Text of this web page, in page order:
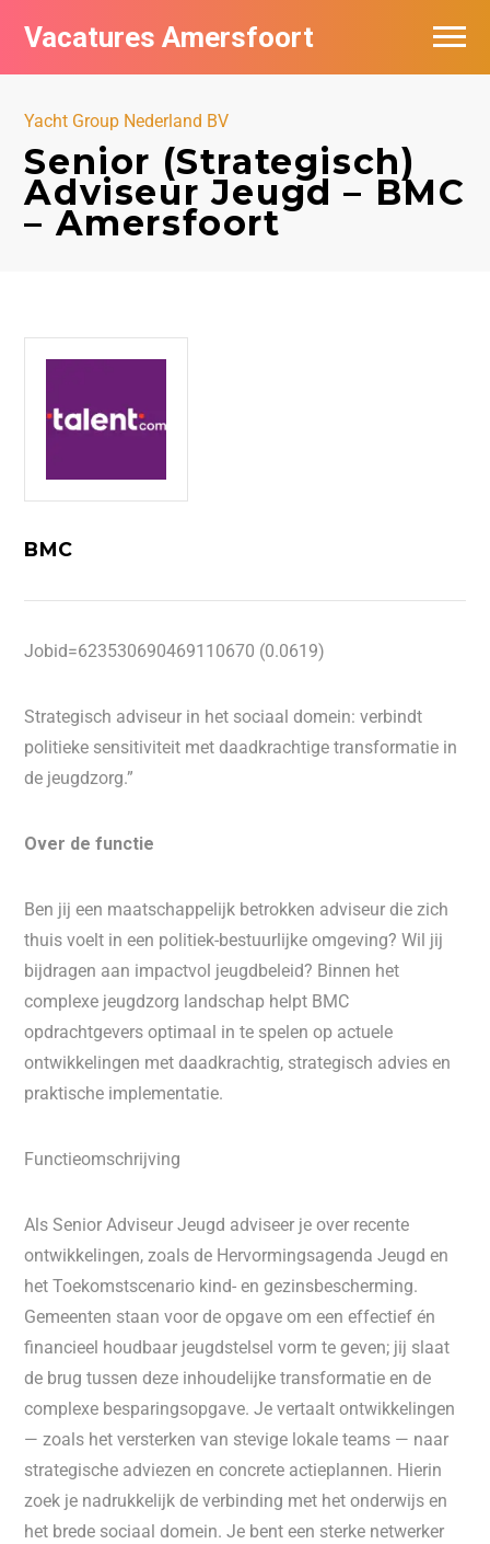
Vacatures Amersfoort
Yacht Group Nederland BV
Senior (Strategisch)
Adviseur Jeugd – BMC
– Amersfoort
BMC
Jobid=623530690469110670 (0.0619)
Strategisch adviseur in het sociaal domein: verbindt
politieke sensitiviteit met daadkrachtige transformatie in
de jeugdzorg.”
Over de functie
Ben jij een maatschappelijk betrokken adviseur die zich
thuis voelt in een politiek-bestuurlijke omgeving? Wil jij
bijdragen aan impactvol jeugdbeleid? Binnen het
complexe jeugdzorg landschap helpt BMC
opdrachtgevers optimaal in te spelen op actuele
ontwikkelingen met daadkrachtig, strategisch advies en
praktische implementatie.
Functieomschrijving
Als Senior Adviseur Jeugd adviseer je over recente
ontwikkelingen, zoals de Hervormingsagenda Jeugd en
het Toekomstscenario kind- en gezinsbescherming.
Gemeenten staan voor de opgave om een effectief én
financieel houdbaar jeugdstelsel vorm te geven; jij slaat
de brug tussen deze inhoudelijke transformatie en de
complexe besparingsopgave. Je vertaalt ontwikkelingen
— zoals het versterken van stevige lokale teams — naar
strategische adviezen en concrete actieplannen. Hierin
zoek je nadrukkelijk de verbinding met het onderwijs en
het brede sociaal domein. Je bent een sterke netwerker
Vacatures per bedrijf
De populairste vacatures in Amersfoort
Nieuwsbrief feed